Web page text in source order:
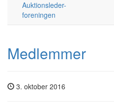
Auktionsleder-
foreningen
Medlemmer
3. oktober 2016